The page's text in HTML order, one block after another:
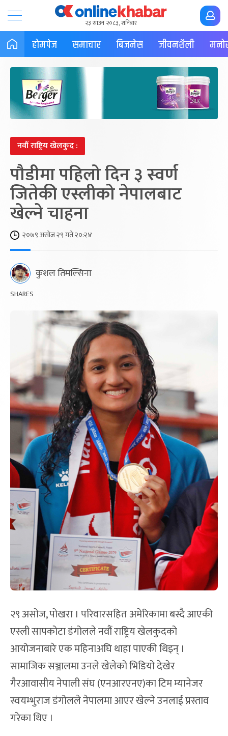
२३ साउन २०८३, शनिबार
होमपेज समाचार बिजनेस जीवनशैली
नवौं राष्ट्रिय खेलकुद :
पौडीमा पहिलो दिन ३ स्वर्ण
जितेकी एस्लीको नेपालबाट
खेल्ने चाहना
२०७९ असोज २९ गते २०:२४
कुशल तिमल्सिना
SHARES
२९ असोज, पोखरा । परिवारसहित अमेरिकामा बस्दै आएकी
एस्ली सापकोटा डंगोलले नवौं राष्ट्रिय खेलकुदको
आयोजनाबारे एक महिनाअघि थाहा पाएकी थिइन् ।
सामाजिक सञ्जालमा उनले खेलेको भिडियो देखेर
गैरआवासीय नेपाली संघ (एनआरएनए)का टिम म्यानेजर
स्वयम्भुराज डंगोलले नेपालमा आएर खेल्ने उनलाई प्रस्ताव
गरेका थिए ।